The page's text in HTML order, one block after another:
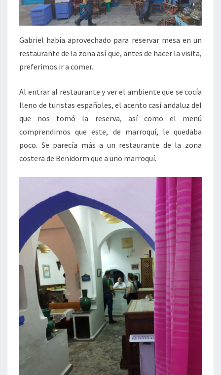
Gabriel había aprovechado para reservar mesa en un
restaurante de la zona así que, antes de hacer la visita,
preferimos ir a comer.
Al entrar al restaurante y ver el ambiente que se cocía
lleno de turistas españoles, el acento casi andaluz del
que nos tomó la reserva, así como el menú
comprendimos que este, de marroquí, le quedaba
poco. Se parecía más a un restaurante de la zona
costera de Benidorm que a uno marroquí.